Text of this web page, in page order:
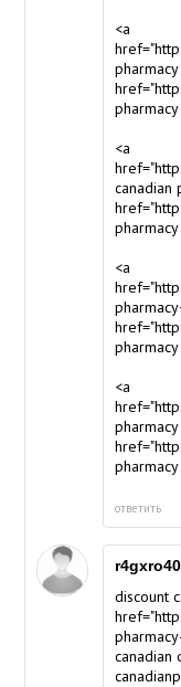
<a
<a
canadian
<a
<a
ответить
discount
canadian